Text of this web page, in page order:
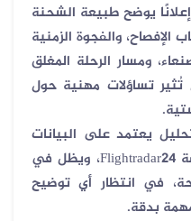
يوضح طبيعة الشحنة
الإفصاح، والفجوة الزمنية
ومسار الرحلة المغلق
تساؤلات مهنية حول
.
يعتمد على البيانات
Flightradar24
، ويظل في
في انتظار أي توضيح
بدقة.